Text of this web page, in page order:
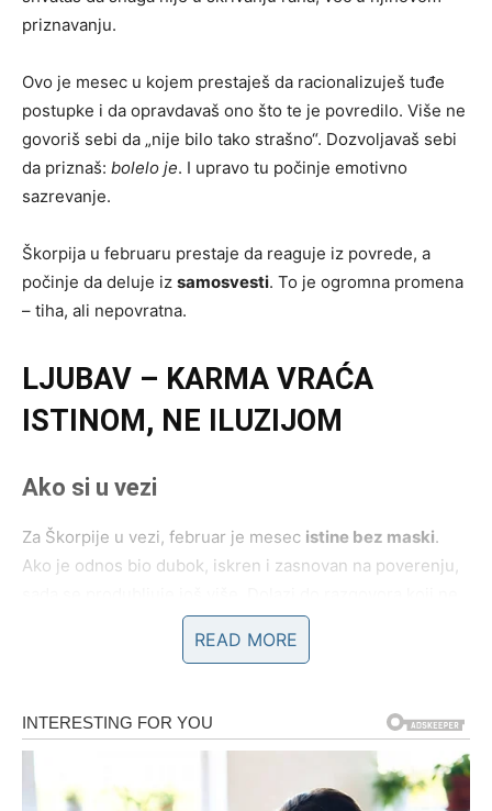
priznavanju.
Ovo je mesec u kojem prestaješ da racionalizuješ tuđe
postupke i da opravdavaš ono što te je povredilo. Više ne
govoriš sebi da „nije bilo tako strašno“. Dozvoljavaš sebi
da priznaš: bolelo je. I upravo tu počinje emotivno
sazrevanje.
Škorpija u februaru prestaje da reaguje iz povrede, a
počinje da deluje iz samosvesti. To je ogromna promena
– tiha, ali nepovratna.
LJUBAV – KARMA VRAĆA
ISTINOM, NE ILUZIJOM
Ako si u vezi
Za Škorpije u vezi, februar je mesec istine bez maski.
Ako je odnos bio dubok, iskren i zasnovan na poverenju,
razaraju – već povezuju. Intimnost se jača, ali samo ako
su obe strane spremne da budu potpuno iskrene.
Ako si, međutim, bio u vezi u kojoj si sumnjao, trpeo,
ćutao ili osećao da nešto nije kako treba – februar donosi
razotkrivanje. Ne nužno kroz konflikt, već kroz spoznaju.
Shvataš da više ne želiš poluistine, igre moći ili emotivne
READ MORE